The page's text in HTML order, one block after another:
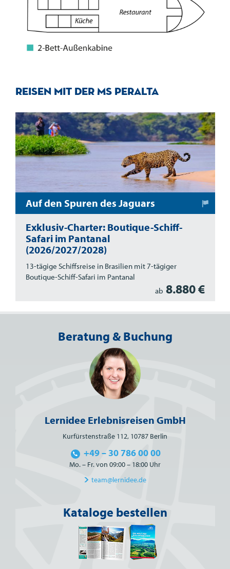
Reisen mit der MS Peralta
Auf den Spuren des Jaguars
Exklusiv-Charter: Boutique-Schiff-
Safari im Pantanal
(2026/2027/2028)
13-tägige Schiffsreise in Brasilien mit 7-tägiger
Boutique-Schiff-Safari im Pantanal
ab 8.880 €
Beratung & Buchung
Lernidee Erlebnisreisen GmbH
Kurfürstenstraße 112, 10787 Berlin
+49 – 30 786 00 00
Mo. – Fr. von 09:00 – 18:00 Uhr
team@lernidee.de
Kataloge bestellen